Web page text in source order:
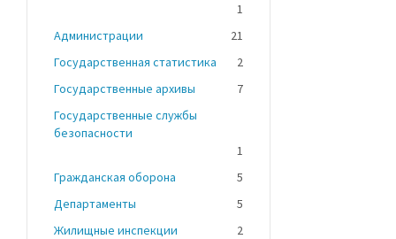
1
Администрации
21
Государственная статистика
2
Государственные архивы
7
Государственные службы
безопасности
1
Гражданская оборона
5
Департаменты
5
Жилищные инспекции
2